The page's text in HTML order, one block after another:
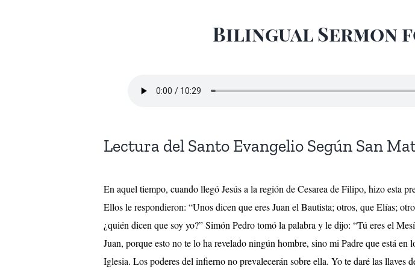
Bilingual Sermon
Lectura del Santo Evangelio Según San
En aquel tiempo, cuando llegó Jesús a la región de Cesarea de Filipo, hizo esta
Ellos le respondieron: “Unos dicen que eres Juan el Bautista; otros, que Elías;
¿quién dicen que soy yo?” Simón Pedro tomó la palabra y le dijo: “Tú eres el
Juan, porque esto no te lo ha revelado ningún hombre, sino mi Padre que está
Iglesia. Los poderes del infierno no prevalecerán sobre ella. Yo te daré las llaves